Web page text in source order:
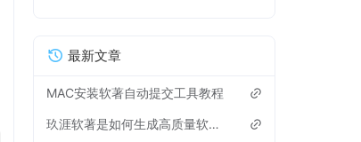
最新文章
MAC安装软著自动提交工具教程
玖涯软著是如何生成高质量软著申请材料？